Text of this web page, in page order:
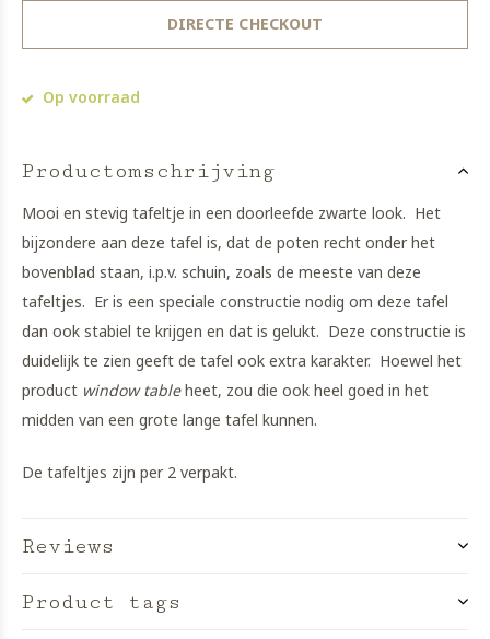
DIRECTE CHECKOUT
Op voorraad
Productomschrijving
Mooi en stevig tafeltje in een doorleefde zwarte look. Het
bijzondere aan deze tafel is, dat de poten recht onder het
bovenblad staan, i.p.v. schuin, zoals de meeste van deze
tafeltjes. Er is een speciale constructie nodig om deze tafel
dan ook stabiel te krijgen en dat is gelukt. Deze constructie is
duidelijk te zien geeft de tafel ook extra karakter. Hoewel het
product window tableheet, zou die ook heel goed in het
midden van een grote lange tafel kunnen.
De tafeltjes zijn per 2 verpakt.
Reviews
Product tags